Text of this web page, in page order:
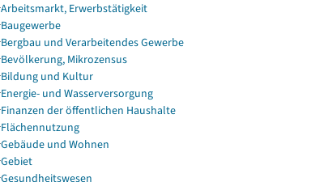
Arbeitsmarkt, Erwerbstätigkeit
Baugewerbe
Bergbau und Verarbeitendes Gewerbe
Bevölkerung, Mikrozensus
Bildung und Kultur
Energie- und Wasserversorgung
Finanzen der öffentlichen Haushalte
Flächennutzung
Gebäude und Wohnen
Gebiet
Gesundheitswesen